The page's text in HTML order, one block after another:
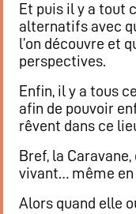
Et puis il y a tout
alternatifs avec
l’on découvre et
perspectives.
Enfin, il y a tous
afin de pouvoir
rêvent dans ce
Bref, la
vivant… même
Alors quand elle